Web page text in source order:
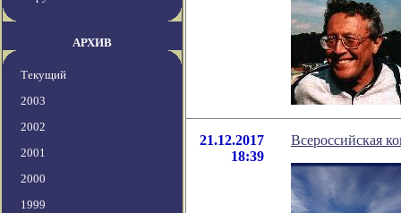
АРХИВ
Текущий
2003
2002
2001
2000
1999
21.12.2017
18:39
Всероссийская